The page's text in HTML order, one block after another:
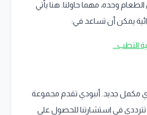
وحده، مهما حاولنا. هنا يأتي
يمكن أن تساعد في:
التطب...
أي مكمل جديد. أنبودي تقدم مجموعة
تترددي في استشارتنا للحصول على